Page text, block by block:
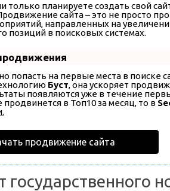
только планируете создать свой
сайта – это не просто
направленных на
позиций в поисковых системах.
попасть на первые места в поиске
Буст, она ускоряет
появляются уже в течение
продвинется в Топ10 за месяц, то в
продвижение сайта
государственного